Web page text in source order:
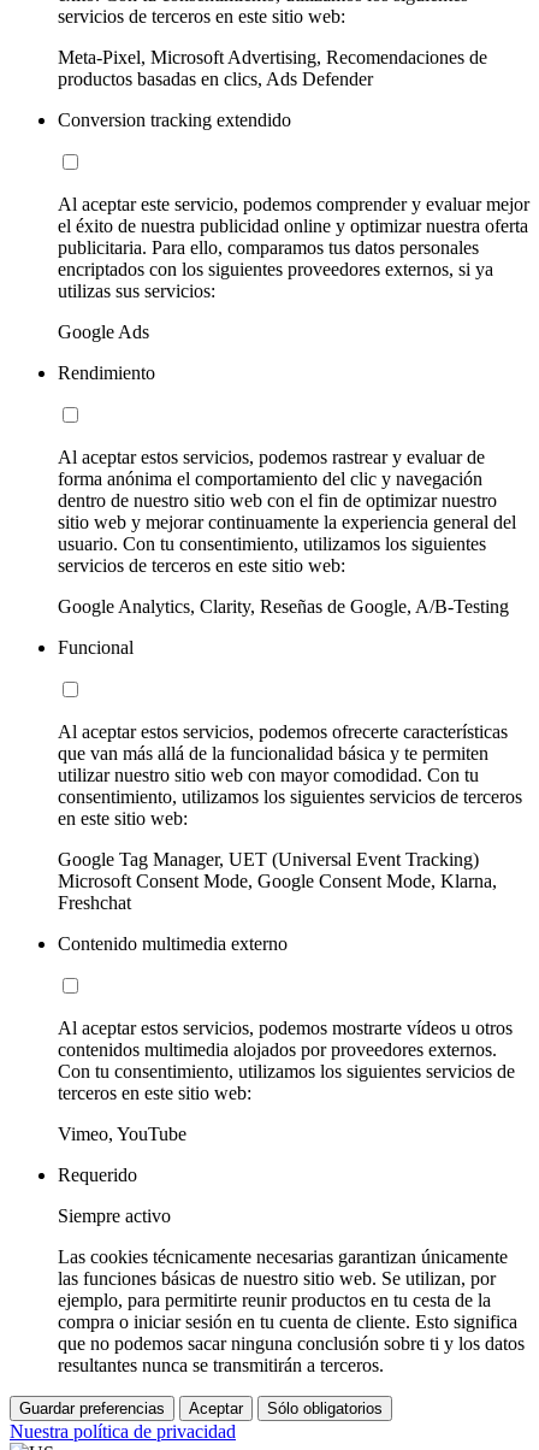
servicios de terceros en este sitio web:
Meta-Pixel, Microsoft Advertising, Recomendaciones de
productos basadas en clics, Ads Defender
Conversion tracking extendido
Al aceptar este servicio, podemos comprender y evaluar mejor
el éxito de nuestra publicidad online y optimizar nuestra oferta
publicitaria. Para ello, comparamos tus datos personales
encriptados con los siguientes proveedores externos, si ya
utilizas sus servicios:
Google Ads
Rendimiento
Al aceptar estos servicios, podemos rastrear y evaluar de
forma anónima el comportamiento del clic y navegación
dentro de nuestro sitio web con el fin de optimizar nuestro
sitio web y mejorar continuamente la experiencia general del
usuario. Con tu consentimiento, utilizamos los siguientes
servicios de terceros en este sitio web:
Google Analytics, Clarity, Reseñas de Google, A/B-Testing
Funcional
Al aceptar estos servicios, podemos ofrecerte características
que van más allá de la funcionalidad básica y te permiten
utilizar nuestro sitio web con mayor comodidad. Con tu
consentimiento, utilizamos los siguientes servicios de terceros
en este sitio web:
Google Tag Manager, UET (Universal Event Tracking)
Microsoft Consent Mode, Google Consent Mode, Klarna,
Freshchat
Contenido multimedia externo
Al aceptar estos servicios, podemos mostrarte vídeos u otros
contenidos multimedia alojados por proveedores externos.
Con tu consentimiento, utilizamos los siguientes servicios de
terceros en este sitio web:
Vimeo, YouTube
Requerido
Siempre activo
Las cookies técnicamente necesarias garantizan únicamente
las funciones básicas de nuestro sitio web. Se utilizan, por
ejemplo, para permitirte reunir productos en tu cesta de la
compra o iniciar sesión en tu cuenta de cliente. Esto significa
que no podemos sacar ninguna conclusión sobre ti y los datos
resultantes nunca se transmitirán a terceros.
Guardar preferencias Aceptar Sólo obligatorios
Nuestra política de privacidad